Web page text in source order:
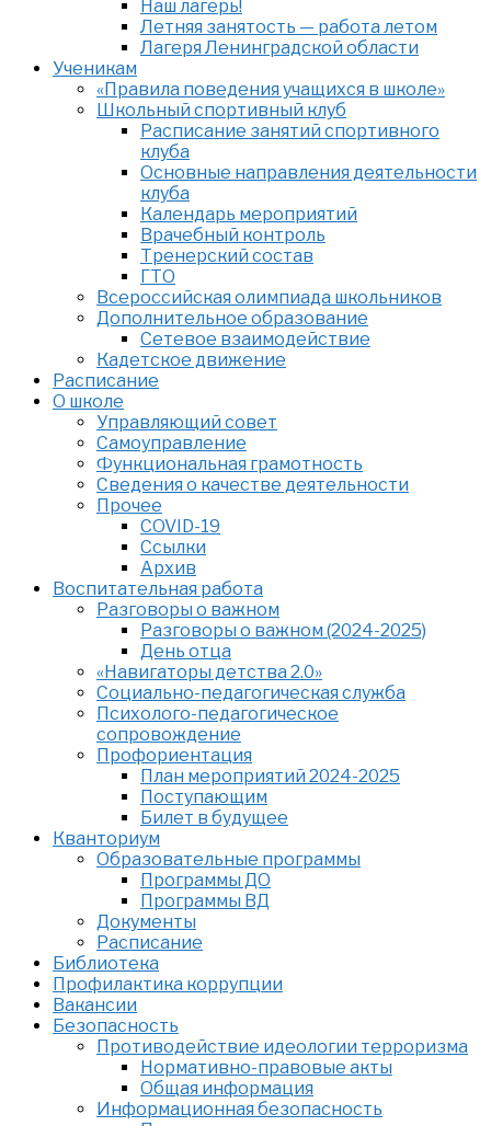
Наш лагерь!
Летняя занятость — работа летом
Лагеря Ленинградской области
Ученикам
«Правила поведения учащихся в школе»
Школьный спортивный клуб
Расписание занятий спортивного
клуба
Основные направления деятельности
клуба
Календарь мероприятий
Врачебный контроль
Тренерский состав
ГТО
Всероссийская олимпиада школьников
Дополнительное образование
Сетевое взаимодействие
Кадетское движение
Расписание
О школе
Управляющий совет
Самоуправление
Функциональная грамотность
Сведения о качестве деятельности
Прочее
COVID-19
Ссылки
Архив
Воспитательная работа
Разговоры о важном
Разговоры о важном (2024-2025)
День отца
«Навигаторы детства 2.0»
Социально-педагогическая служба
Психолого-педагогическое
сопровождение
Профориентация
План мероприятий 2024-2025
Поступающим
Билет в будущее
Кванториум
Образовательные программы
Программы ДО
Программы ВД
Документы
Расписание
Библиотека
Профилактика коррупции
Вакансии
Безопасность
Противодействие идеологии терроризма
Нормативно-правовые акты
Общая информация
Информационная безопасность